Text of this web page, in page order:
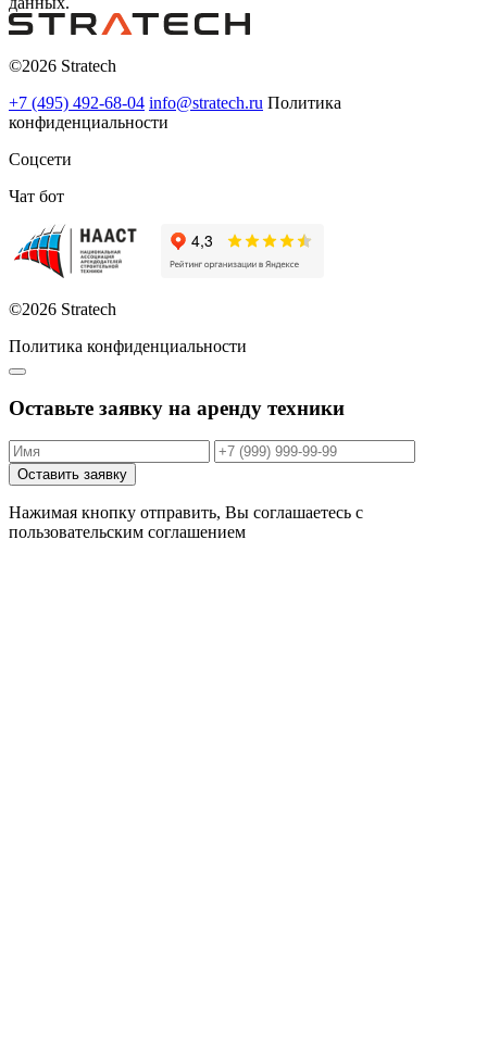
©2026 Stratech
+7 (495) 492-68-04 info@stratech.ru Политика
конфиденциальности
Соцсети
Чат бот
©2026 Stratech
Политика конфиденциальности
Оставьте заявку на аренду техники
Оставить заявку
Нажимая кнопку отправить, Вы соглашаетесь с
пользовательским соглашением